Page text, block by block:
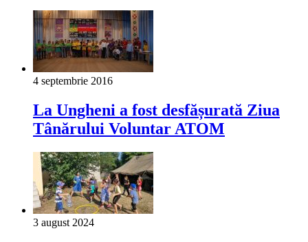
4 septembrie 2016
La Ungheni a fost desfășurată Ziua
Tânărului Voluntar ATOM
3 august 2024